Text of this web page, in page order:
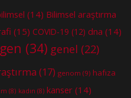
(14) Bilimsel araştırma
(15) COVID-19 (12) dna (14)
gen (34) genel (22)
(17) genom (9) hafıza
(8) kadın (8) kanser (14)